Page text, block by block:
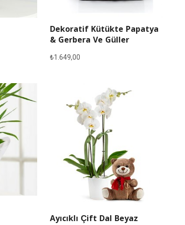
Dekoratif Kütükte Papatya
& Gerbera Ve Güller
₺1.649,00
Ayıcıklı Çift Dal Beyaz